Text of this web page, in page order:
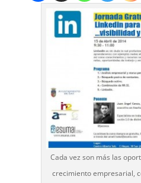
Cada vez son más las
crecimiento empresarial,